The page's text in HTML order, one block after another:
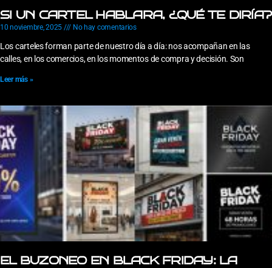
SI UN CARTEL HABLARA, ¿QUÉ TE DIRÍA?
10 noviembre, 2025 No hay comentarios
Los carteles forman parte de nuestro día a día: nos acompañan en las
calles, en los comercios, en los momentos de compra y decisión. Son
Leer más »
EL BUZONEO EN BLACK FRIDAY: LA